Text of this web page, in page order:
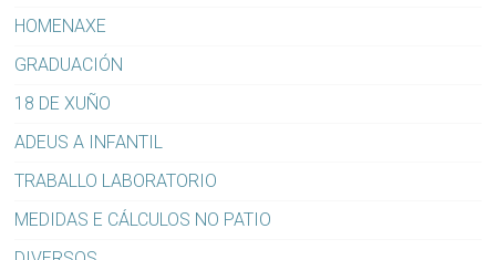
HOMENAXE
GRADUACIÓN
18 DE XUÑO
ADEUS A INFANTIL
TRABALLO LABORATORIO
MEDIDAS E CÁLCULOS NO PATIO